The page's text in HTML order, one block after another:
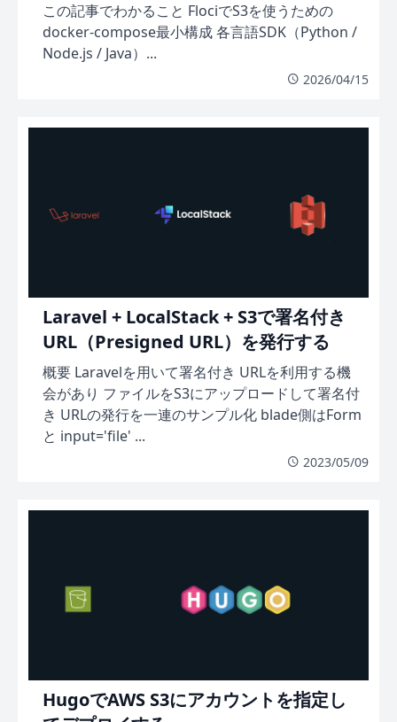
この記事でわかること FlociでS3を使うための
docker-compose最小構成 各言語SDK（Python /
Node.js / Java）...
2026/04/15
Laravel + LocalStack + S3で署名付き
URL（Presigned URL）を発行する
概要 Laravelを用いて署名付き URLを利用する機
会があり ファイルをS3にアップロードして署名付
き URLの発行を一連のサンプル化 blade側はForm
と input='file' ...
2023/05/09
HugoでAWS S3にアカウントを指定し